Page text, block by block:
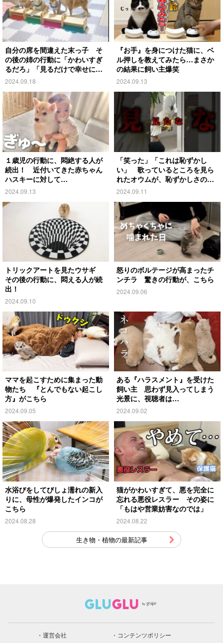
自分の席を間違えた末っ子 そ
の後の姉の行動に「かわいすぎ
るだろ」「見るだけで幸せにな
る」
2024.09.18
『お手』を身につけた猫に、ベ
ル押しを教えてみたら…まさか
の結果に飼い主爆笑
2024.09.13
１歳児の行動に、悶絶する人が
続出！ 近付いてきた赤ちゃん
ハスキーに対して…
2024.09.13
「笑った」「これは恥ずかし
い」 歌っているところを見ら
れたオウムが、恥ずかしさのあ
まり…
2024.09.11
トリックアートを見たウサギ
その後の行動に、悶える人が続
出！
2024.09.10
怒りのボルテージが高まったチ
ンチラ 驚きの行動が、こちら
2024.09.06
ママを起こすために集まった動
物たち 『とんでもない起こし
方』がこちら
2024.09.05
ある『ハラスメント』を受けた
飼い主 思わず見入ってしまう
光景に、視聴者は…
2024.09.02
水浴びをしてびしょ濡れの新入
りに、母性が爆発したインコが
こちら
2024.08.28
猫がかわいすぎて、悪を完全に
忘れる悪役レスラー その姿に
「もはや営業妨害なのでは」
2024.08.22
生き物・植物の最新記事
運営会社 コンテンツポリシー